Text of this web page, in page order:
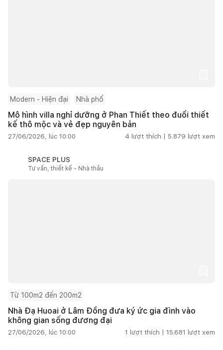
Modern - Hiện đại Nhà phố
Mô hình villa nghỉ dưỡng ở Phan Thiết theo đuổi thiết
kế thô mộc và vẻ đẹp nguyên bản
27/06/2026, lúc 10:00 4 lượt thích | 5.879 lượt xem
SPACE PLUS
Tư vấn, thiết kế - Nhà thầu
Từ 100m2 đến 200m2
Nhà Đạ Huoai ở Lâm Đồng đưa ký ức gia đình vào
không gian sống đương đại
27/06/2026, lúc 10:00 1 lượt thích | 15.681 lượt xem